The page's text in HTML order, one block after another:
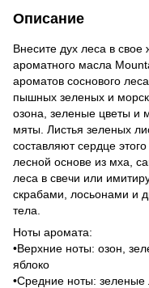
Описание
Внесите дух леса в
ароматного масла
ароматов соснового
пышных зеленых и
озона, зеленые цветы и
мяты. Листья зеленых
составляют сердце
лесной основе из мха,
леса в свечи или
скрабами, лосьонами и
тела.
Ноты аромата:
•Верхние ноты: озон,
яблоко
•Средние ноты: зеленые